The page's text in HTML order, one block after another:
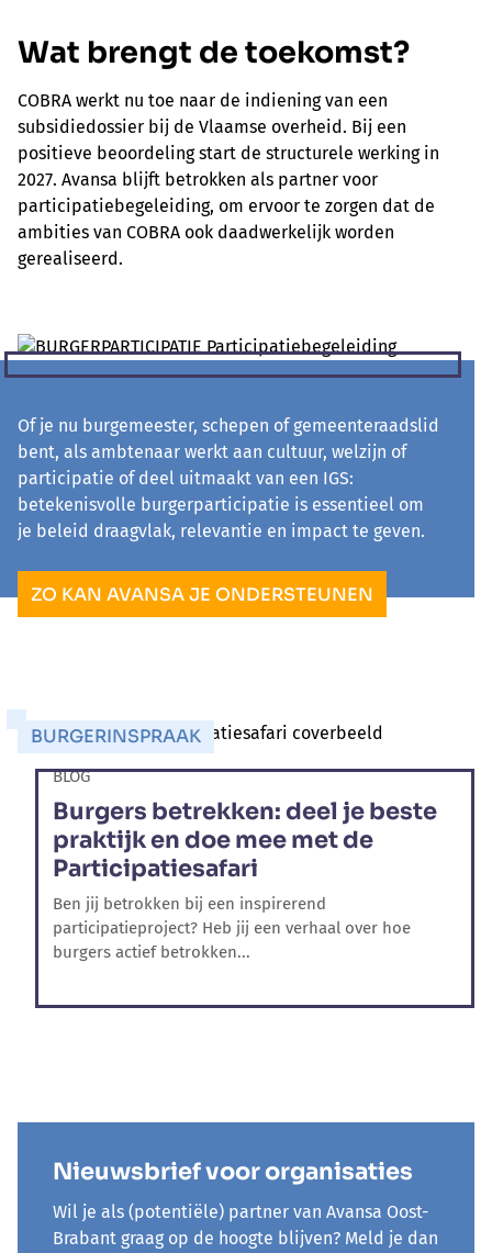
Wat brengt de toekomst?
COBRA werkt nu toe naar de indiening van een
subsidiedossier bij de Vlaamse overheid. Bij een
positieve beoordeling start de structurele werking in
2027. Avansa blijft betrokken als partner voor
participatiebegeleiding, om ervoor te zorgen dat de
ambities van COBRA ook daadwerkelijk worden
gerealiseerd.
Of je nu burgemeester, schepen of gemeenteraadslid
bent, als ambtenaar werkt aan cultuur, welzijn of
participatie of deel uitmaakt van een IGS:
betekenisvolle burgerparticipatie is essentieel om
je beleid draagvlak, relevantie en impact te geven.
ZO KAN AVANSA JE ONDERSTEUNEN
BURGERINSPRAAK
BLOG
Burgers betrekken: deel je beste
praktijk en doe mee met de
Participatiesafari
Ben jij betrokken bij een inspirerend
participatieproject? Heb jij een verhaal over hoe
burgers actief betrokken...
Nieuwsbrief voor organisaties
Wil je als (potentiële) partner van Avansa Oost-
Brabant graag op de hoogte blijven? Meld je dan